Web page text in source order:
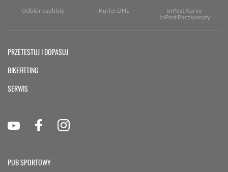
Odbiór osobisty Kurier DHL
InPost Kurier
InPost Paczkomaty
PRZETESTUJ I DOPASUJ
BIKEFITTING
SERWIS
PUB SPORTOWY